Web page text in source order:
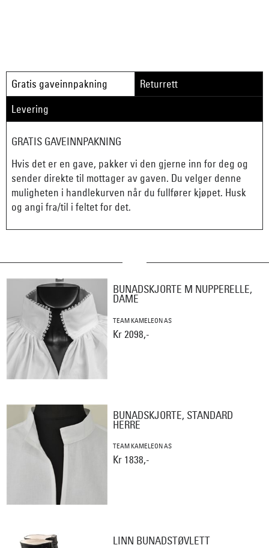
Gratis gaveinnpakning
Returrett
Levering
GRATIS GAVEINNPAKNING
Hvis det er en gave, pakker vi den gjerne inn for deg og
sender direkte til mottager av gaven. Du velger denne
muligheten i handlekurven når du fullfører kjøpet. Husk
og angi fra/til i feltet for det.
BUNADSKJORTE M NUPPERELLE,
DAME
TEAM KAMELEON AS
Kr 2098,-
BUNADSKJORTE, STANDARD
HERRE
TEAM KAMELEON AS
Kr 1838,-
LINN BUNADSTØVLETT